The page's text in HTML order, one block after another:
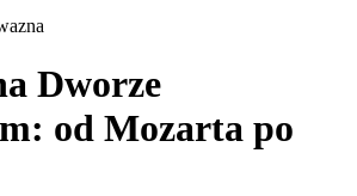
Dworze
od Mozarta po